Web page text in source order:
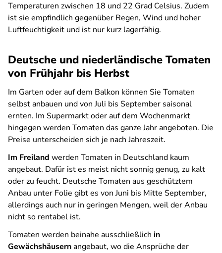
Temperaturen zwischen 18 und 22 Grad Celsius. Zudem
ist sie empfindlich gegenüber Regen, Wind und hoher
Luftfeuchtigkeit und ist nur kurz lagerfähig.
Deutsche und niederländische Tomaten
von Frühjahr bis Herbst
Im Garten oder auf dem Balkon können Sie Tomaten
selbst anbauen und von Juli bis September saisonal
ernten. Im Supermarkt oder auf dem Wochenmarkt
hingegen werden Tomaten das ganze Jahr angeboten. Die
Preise unterscheiden sich je nach Jahreszeit.
Im Freiland werden Tomaten in Deutschland kaum
angebaut. Dafür ist es meist nicht sonnig genug, zu kalt
oder zu feucht. Deutsche Tomaten aus geschütztem
Anbau unter Folie gibt es von Juni bis Mitte September,
allerdings auch nur in geringen Mengen, weil der Anbau
nicht so rentabel ist.
Tomaten werden beinahe ausschließlich in
Gewächshäusernangebaut, wo die Ansprüche der